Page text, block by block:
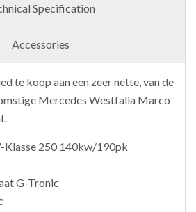
Specification
Accessories
te koop aan een zeer nette, van de
Mercedes Westfalia Marco
250 140kw/190pk
G-Tronic